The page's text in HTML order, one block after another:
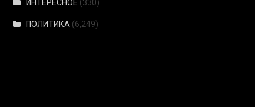
ИНТЕРЕСНОЕ (330)
ПОЛИТИКА (6,249)